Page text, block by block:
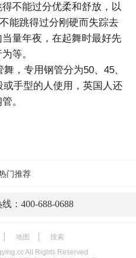
不能过分优柔和舒放，以
能跳得过分刚硬而失踪去
量年夜，在起舞时最好先
等。
，专用钢管分为50、45、
手型的人使用，英国人还
。
门推荐
：400-688-0688
地图
搜索
All Rights Reserved